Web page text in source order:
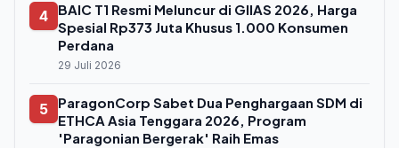
4
BAIC T1 Resmi Meluncur di GIIAS 2026, Harga
Spesial Rp373 Juta Khusus 1.000 Konsumen
Perdana
29 Juli 2026
5
ParagonCorp Sabet Dua Penghargaan SDM di
ETHCA Asia Tenggara 2026, Program
'Paragonian Bergerak' Raih Emas